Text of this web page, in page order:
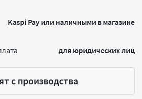
Kaspi Pay или наличными в магазине
для юридических лиц
с производства